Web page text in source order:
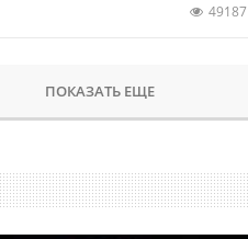
49187
ПОКАЗАТЬ ЕЩЕ